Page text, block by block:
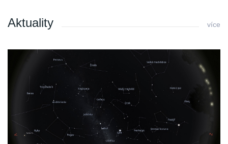
Aktuality více